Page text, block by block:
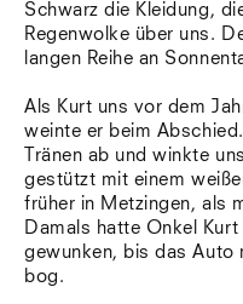
Schwarz die Kleidung,
Regenwolke über uns.
langen Reihe an
Als Kurt uns vor dem
weinte er beim
Tränen ab und winkte
gestützt mit einem
früher in Metzingen, als
Damals hatte Onkel
gewunken, bis das Auto
bog.